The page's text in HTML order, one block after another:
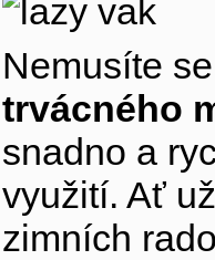
Nemusíte
trvácného
snadno a
využití. Ať
zimních